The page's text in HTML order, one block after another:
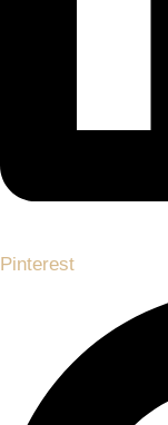
Pinterest